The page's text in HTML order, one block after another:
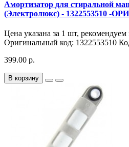
Амортизатор для стиральной
(Электролюкс) - 1322553510 -
Цена указана за 1 шт,
Оригинальный код: 1322553510
399.00 р.
В корзину